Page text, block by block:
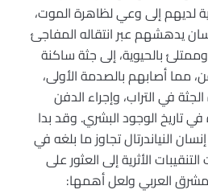
لديهم إلى وعي لظاهرة الموت،
يدهشهم عبر انتقاله المفاجئ
بالحيوية، إلى جثة ساكنة
مما أصابهم بالصدمة الأولى،
في التراب، وإجراء الدفن
تاريخ الوجود البشري. وقد بدا
النياندرتال تجاوز ما بلغه في
(10). وأدت التنقيبات الأثرية إلى العثور على
العربي ولعل أهمها: